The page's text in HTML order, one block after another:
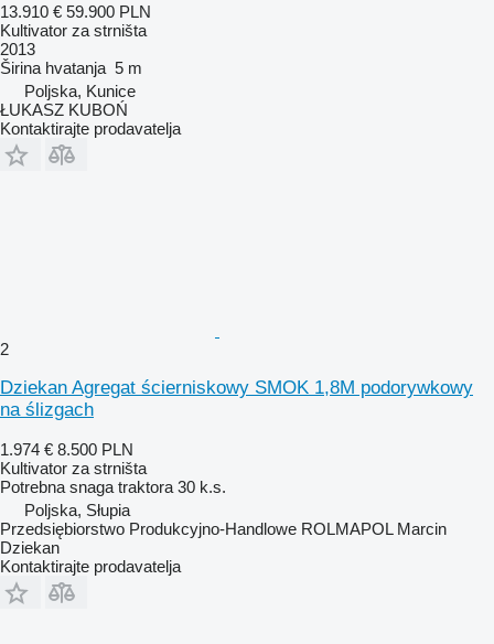
13.910 € 59.900 PLN
Kultivator za strništa
2013
Širina hvatanja 5 m
Poljska, Kunice
ŁUKASZ KUBOŃ
Kontaktirajte prodavatelja
2
Dziekan Agregat ścierniskowy SMOK 1,8M podorywkowy
na ślizgach
1.974 € 8.500 PLN
Kultivator za strništa
Potrebna snaga traktora 30 k.s.
Poljska, Słupia
Przedsiębiorstwo Produkcyjno-Handlowe ROLMAPOL Marcin
Dziekan
Kontaktirajte prodavatelja